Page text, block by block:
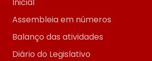
Inicial
Assembleia em números
Balanço das atividades
Diário do Legislativo